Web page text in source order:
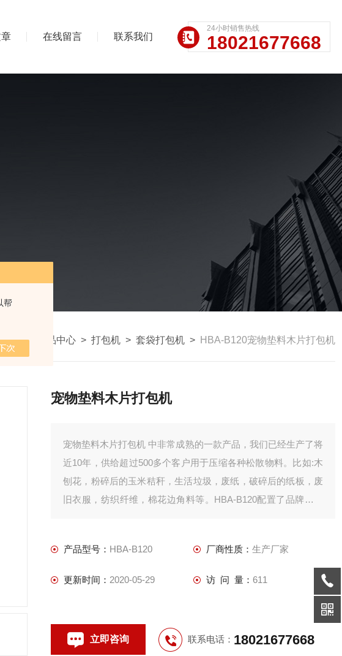
帮
在线留言 联系我们
24小时销售热线
18021677668
首页> 产品中心 > 打包机 > 套袋打包机 > HBA-B120宠物垫料木片打包机
宠物垫料木片打包机
宠物垫料木片打包机 中非常成熟的一款产品，我们已经生产了将
近10年，供给超过500多个客户用于压缩各种松散物料。比如:木
刨花，粉碎后的玉米秸秆，生活垃圾，废纸，破碎后的纸板，废
旧衣服，纺织纤维，棉花边角料等。HBA-B120配置了品牌液压
产品型号： HBA-B120 厂商性质： 生产厂家
更新时间： 2020-05-29 访 问 量： 611
立即咨询 联系电话： 18021677668